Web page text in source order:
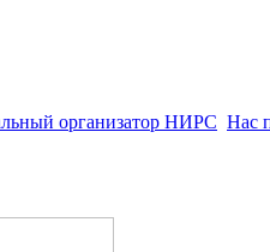
организатор НИРС Нас